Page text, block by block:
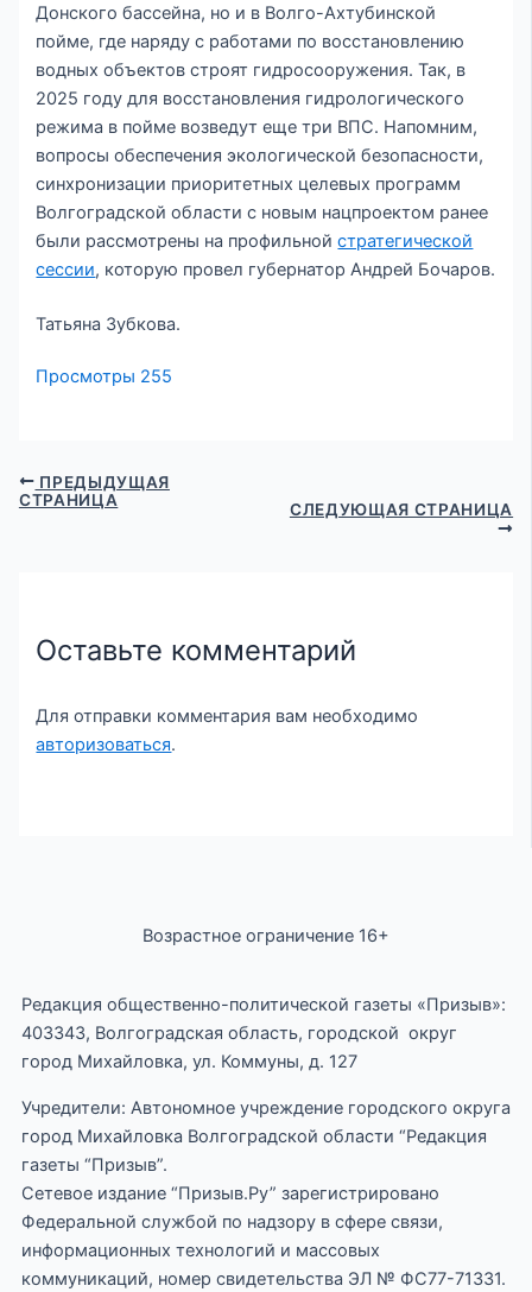
Донского бассейна, но и в Волго-Ахтубинской
пойме, где наряду с работами по восстановлению
водных объектов строят гидросооружения. Так, в
2025 году для восстановления гидрологического
режима в пойме возведут еще три ВПС. Напомним,
вопросы обеспечения экологической безопасности,
синхронизации приоритетных целевых программ
Волгоградской области с новым нацпроектом ранее
были рассмотрены на профильнойстратегической
сессии, которую провел губернатор Андрей Бочаров.
Татьяна Зубкова.
Просмотры 255
ПРЕДЫДУЩАЯ
СТРАНИЦА
СЛЕДУЮЩАЯ СТРАНИЦА
Оставьте комментарий
Для отправки комментария вам необходимо
авторизоваться.
Возрастное ограничение 16+
Редакция общественно-политической газеты «Призыв»:
403343, Волгоградская область, городской округ
город Михайловка, ул. Коммуны, д. 127
Учредители: Автономное учреждение городского округа
город Михайловка Волгоградской области “Редакция
газеты “Призыв”.
Сетевое издание “Призыв.Ру” зарегистрировано
Федеральной службой по надзору в сфере связи,
информационных технологий и массовых
коммуникаций, номер свидетельства ЭЛ № ФС77-71331.